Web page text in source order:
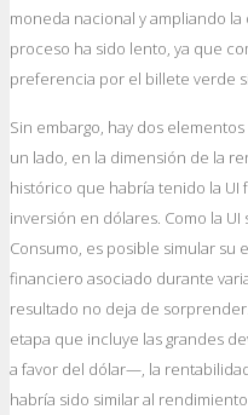
moneda nacional y ampliando
proceso ha sido lento, ya que
preferencia por el billete verde
Sin embargo, hay dos
un lado, en la dimensión de la
histórico que habría tenido la UI
inversión en dólares. Como la
Consumo, es posible simular su
financiero asociado durante
resultado no deja de
etapa que incluye las grandes
a favor del dólar—, la
habría sido similar al